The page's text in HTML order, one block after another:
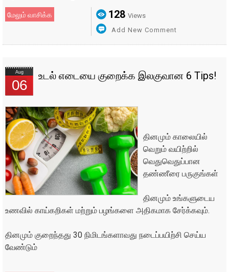
மேலும் வாசிக்க 128 Views
Add New Comment
Aug
06
உடல் எடையை குறைக்க இலகுவான 6 Tips!
தினமும் காலையில்
வெறும் வயிற்றில்
வெதுவெதுப்பான
தண்ணீரை பருகுங்கள்
தினமும் உங்களுடைய
உணவில் காய்கறிகள் மற்றும் பழங்களை அதிகமாக சேர்க்கவும்.
தினமும் குறைந்தது 30 நிமிடங்களாவது நடைப்பயிற்சி செய்ய
வேண்டும்